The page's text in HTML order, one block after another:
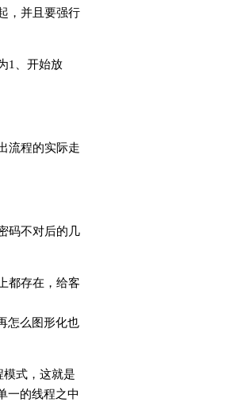
，并且要强行
1、开始放
流程的实际走
码不对后的几
都存在，给客
怎么图形化也
式，这就是
一的线程之中